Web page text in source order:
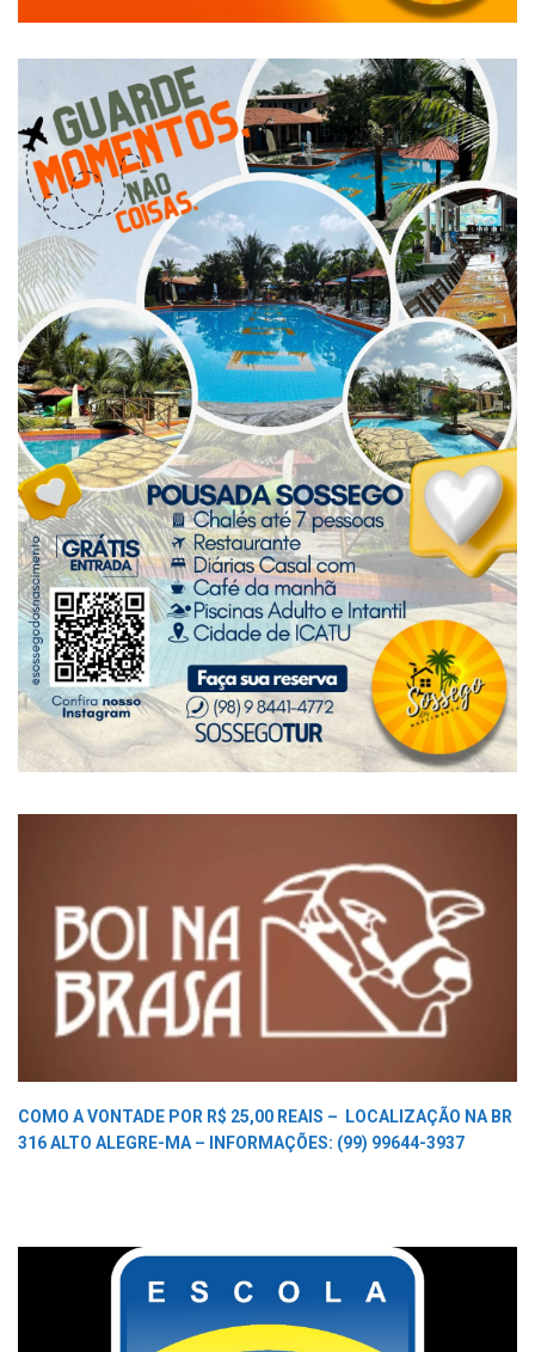
COMO A VONTADE POR R$ 25,00 REAIS – LOCALIZAÇÃO NA BR
316 ALTO ALEGRE-MA – INFORMAÇÕES: (99) 99644-3937